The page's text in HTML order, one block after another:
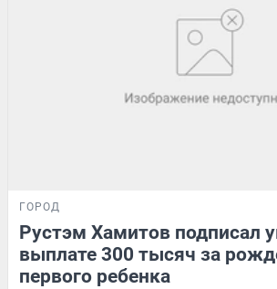
ГОРОД
Рустэм Хамитов подписал
выплате 300 тысяч за
первого ребенка